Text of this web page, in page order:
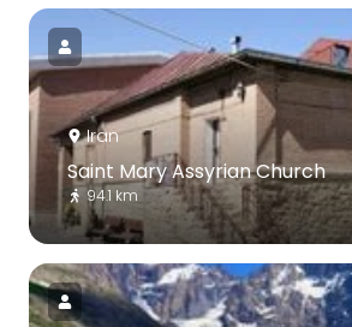
Iran
Saint Mary Assyrian Church
94.1 km